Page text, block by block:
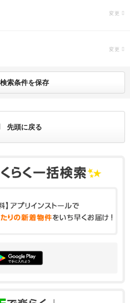
変更
変更
検索条件を保存
先頭に戻る